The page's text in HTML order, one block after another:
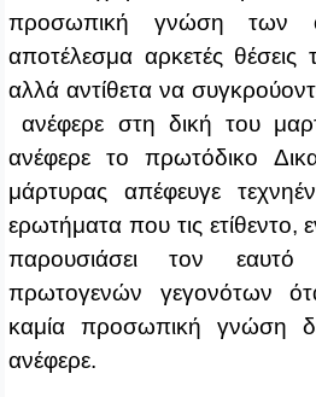
προσωπική γνώση των
αποτέλεσμα αρκετές
αλλά αντίθετα να
ανέφερε στη δική του
ανέφερε το πρωτόδικο
μάρτυρας απέφευγε
ερωτήματα που τις
παρουσιάσει τον
πρωτογενών γεγονότων
καμία προσωπική γνώση
ανέφερε.